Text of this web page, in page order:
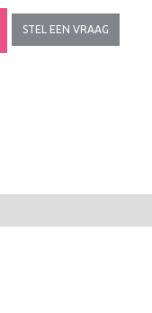
STEL EEN VRAAG